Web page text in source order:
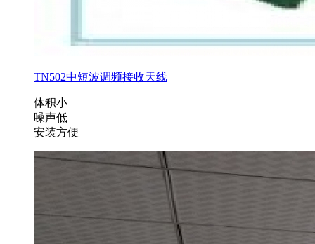
TN502中短波调频接收天线
体积小
噪声低
安装方便